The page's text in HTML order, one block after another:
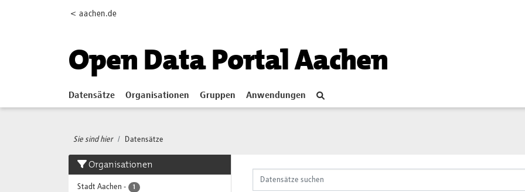
< aachen.de
Open Data Portal Aachen
Datensätze Organisationen Gruppen Anwendungen
Sie sind hier Datensätze
Organisationen
Stadt Aachen - 1